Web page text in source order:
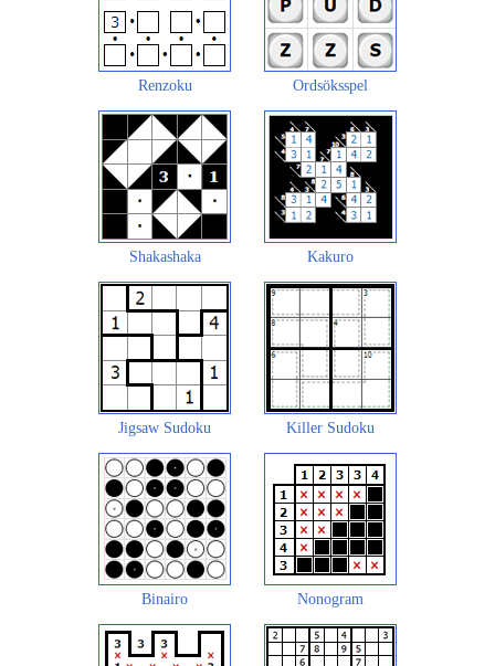
Renzoku Ordsöksspel
Shakashaka Kakuro
Jigsaw Sudoku Killer Sudoku
Binairo Nonogram